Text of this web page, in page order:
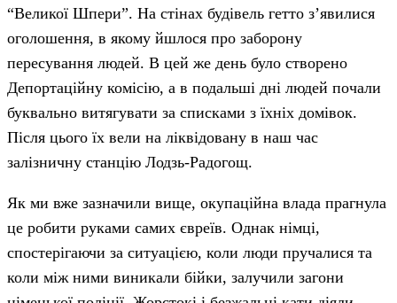
“Великої Шпери”. На стінах будівель гетто з’явилися
оголошення, в якому йшлося про заборону
пересування людей. В цей же день було створено
Депортаційну комісію, а в подальші дні людей почали
буквально витягувати за списками з їхніх домівок.
Після цього їх вели на ліквідовану в наш час
залізничну станцію Лодзь-Радогощ.
Як ми вже зазначили вище, окупаційна влада прагнула
це робити руками самих євреїв. Однак німці,
спостерігаючи за ситуацією, коли люди пручалися та
коли між ними виникали бійки, залучили загони